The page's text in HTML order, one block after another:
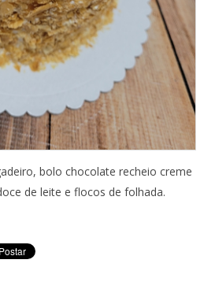
bolo chocolate recheio creme
de leite e flocos de folhada.